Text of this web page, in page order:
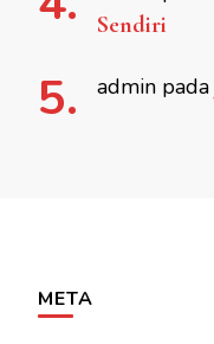
Sendiri
admin pada
META